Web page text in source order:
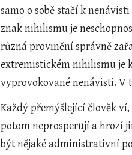
samo o sobě stačí k
znak nihilismu je
různá provinění správně
extremistickém nihilismu je
vyprovokované nenávisti. V
Každý přemýšlející člověk
potom neprosperují a hrozí
být nějaké administrativní